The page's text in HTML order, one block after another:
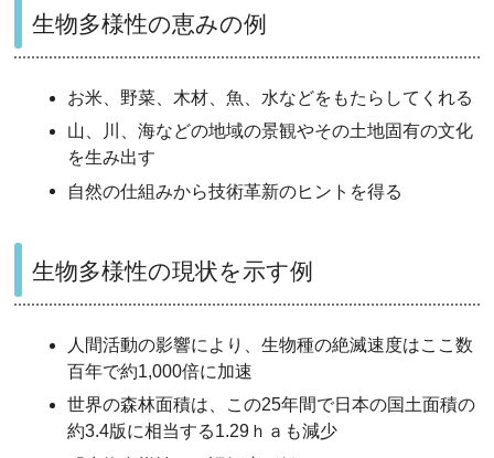
生物多様性の恵みの例
お米、野菜、木材、魚、水などをもたらしてくれる
山、川、海などの地域の景観やその土地固有の文化
を生み出す
自然の仕組みから技術革新のヒントを得る
生物多様性の現状を示す例
人間活動の影響により、生物種の絶滅速度はここ数
百年で約1,000倍に加速
世界の森林面積は、この25年間で日本の国土面積の
約3.4版に相当する1.29ｈａも減少